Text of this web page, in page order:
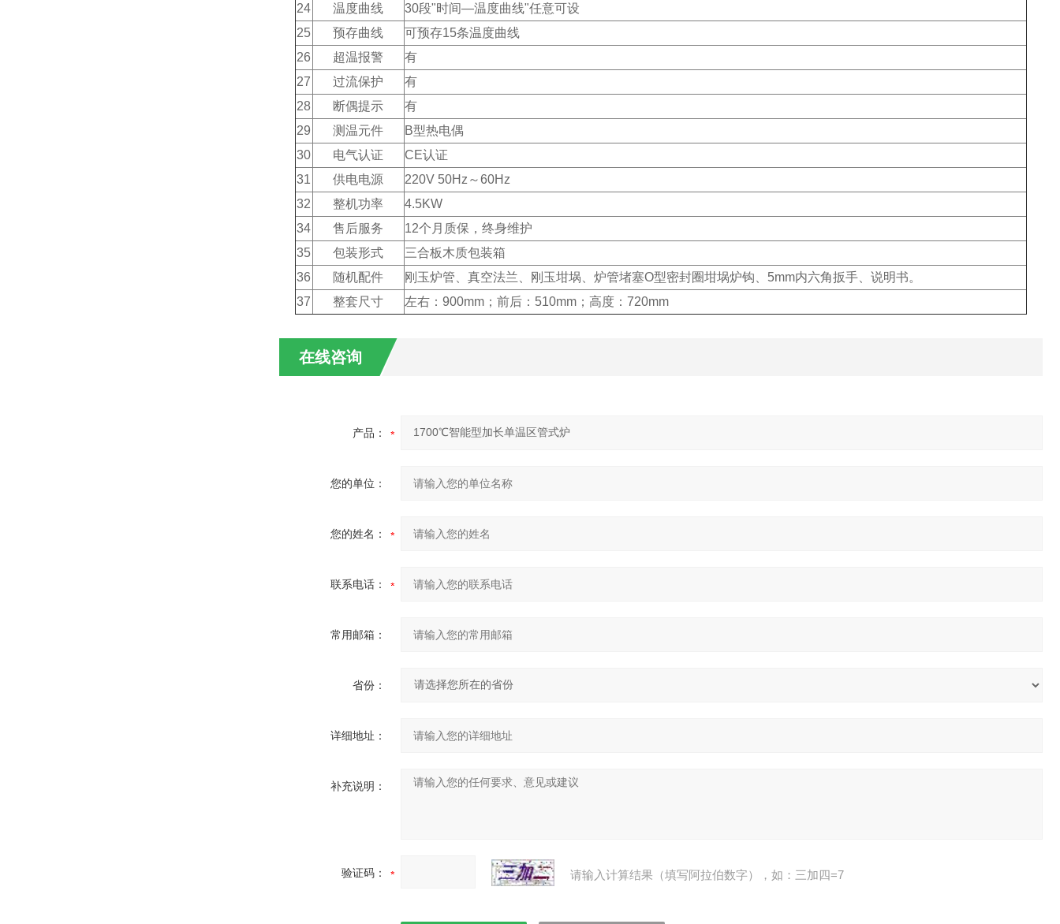
24
温度曲线
30段"时间—温度曲线"任意可设
25
预存曲线
可预存15条温度曲线
26
超温报警
有
27
过流保护
有
28
断偶提示
有
29
测温元件
B型热电偶
30
电气认证
CE认证
31
供电电源
220V 50Hz～60Hz
32
整机功率
4.5KW
34
售后服务
12个月质保，终身维护
35
包装形式
三合板木质包装箱
36
随机配件
刚玉炉管、真空法兰、刚玉坩埚、炉管堵塞O型密封圈坩埚炉钩、5mm内六角扳手、说明书。
37
整套尺寸 左右：900mm；前后：510mm；高度：720mm
在线咨询
产品：
您的单位：
您的姓名：
联系电话：
常用邮箱：
省份：
详细地址：
补充说明：
验证码： 请输入计算结果（填写阿拉伯数字），如：三加四=7